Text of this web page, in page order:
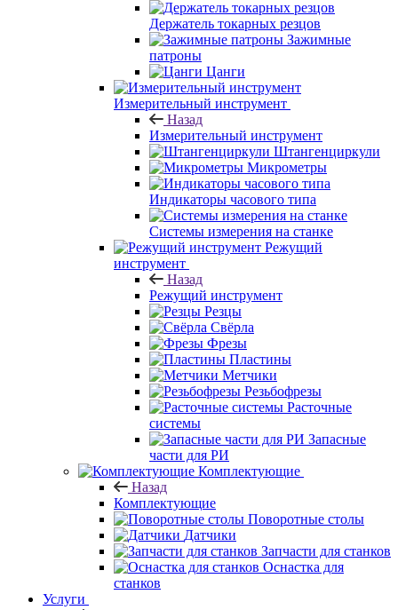
Держатель токарных резцов
Зажимные
патроны
Цанги
Измерительный инструмент
Назад
Измерительный инструмент
Штангенциркули
Микрометры
Индикаторы часового типа
Системы измерения на станке
Режущий
инструмент
Назад
Режущий инструмент
Резцы
Свёрла
Фрезы
Пластины
Метчики
Резьбофрезы
Расточные
системы
Запасные
части для РИ
Комплектующие
Назад
Комплектующие
Поворотные столы
Датчики
Запчасти для станков
Оснастка для
станков
Услуги